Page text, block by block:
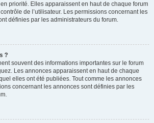
priorité. Elles apparaissent en haut de chaque forum
de l’utilisateur. Les permissions concernant les
définies par les administrateurs du forum.
?
souvent des informations importantes sur le forum
Les annonces apparaissent en haut de chaque
elles ont été publiées. Tout comme les annonces
concernant les annonces sont définies par les